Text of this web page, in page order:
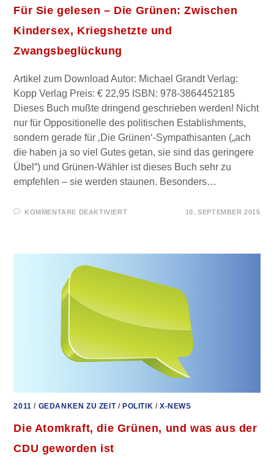
Für Sie gelesen – Die Grünen: Zwischen
Kindersex, Kriegshetzte und
Zwangsbeglückung
Artikel zum Download Autor: Michael Grandt Verlag:
Kopp Verlag Preis: € 22,95 ISBN: 978-3864452185
Dieses Buch mußte dringend geschrieben werden! Nicht
nur für Oppositionelle des politischen Establishments,
sondern gerade für ‚Die Grünen‘-Sympathisanten („ach
die haben ja so viel Gutes getan, sie sind das geringere
Übel“) und Grünen-Wähler ist dieses Buch sehr zu
empfehlen – sie werden staunen. Besonders…
KOMMENTARE DEAKTIVIERTFÜR
KINDERSEX,
KRIEGSHETZTE
ZWANGSBEGLÜCKUNG
10. SEPTEMBER 2015
2011 / GEDANKEN ZU ZEIT/POLITIK /X-NEWS
Die Atomkraft, die Grünen, und was aus der
CDU geworden ist